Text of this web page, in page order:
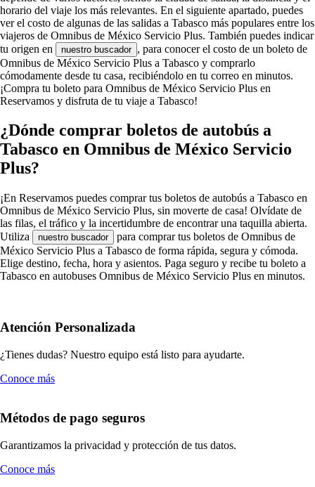
horario del viaje los más relevantes. En el siguiente apartado, puedes
ver el costo de algunas de las salidas a Tabasco más populares entre los
viajeros de Omnibus de México Servicio Plus. También puedes indicar
tu origen en
nuestro buscador , para conocer el costo de un boleto de
Omnibus de México Servicio Plus a Tabasco y comprarlo
cómodamente desde tu casa, recibiéndolo en tu correo en minutos.
¡Compra tu boleto para Omnibus de México Servicio Plus en
Reservamos y disfruta de tu viaje a Tabasco!
¿Dónde comprar boletos de autobús a
Tabasco en Omnibus de México Servicio
Plus?
¡En Reservamos puedes comprar tus boletos de autobús a Tabasco en
Omnibus de México Servicio Plus, sin moverte de casa! Olvídate de
las filas, el tráfico y la incertidumbre de encontrar una taquilla abierta.
Utiliza
nuestro buscador
para comprar tus boletos de Omnibus de
México Servicio Plus a Tabasco de forma rápida, segura y cómoda.
Elige destino, fecha, hora y asientos. Paga seguro y recibe tu boleto a
Tabasco en autobuses Omnibus de México Servicio Plus en minutos.
Atención Personalizada
¿Tienes dudas? Nuestro equipo está listo para ayudarte.
Conoce más
Métodos de pago seguros
Garantizamos la privacidad y protección de tus datos.
Conoce más